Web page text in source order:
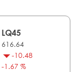
LQ45
616.64
-10.48
-1.67 %